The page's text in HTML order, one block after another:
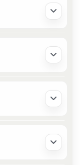
Déplier
Déplier
Déplier
Déplier